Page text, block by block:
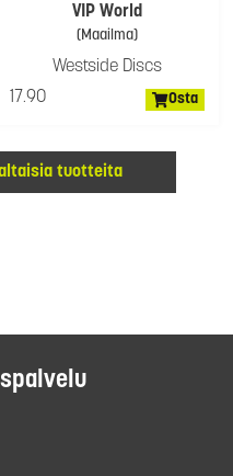
VIP World
(Maailma)
Westside Discs
17.90
Osta
tuotteita